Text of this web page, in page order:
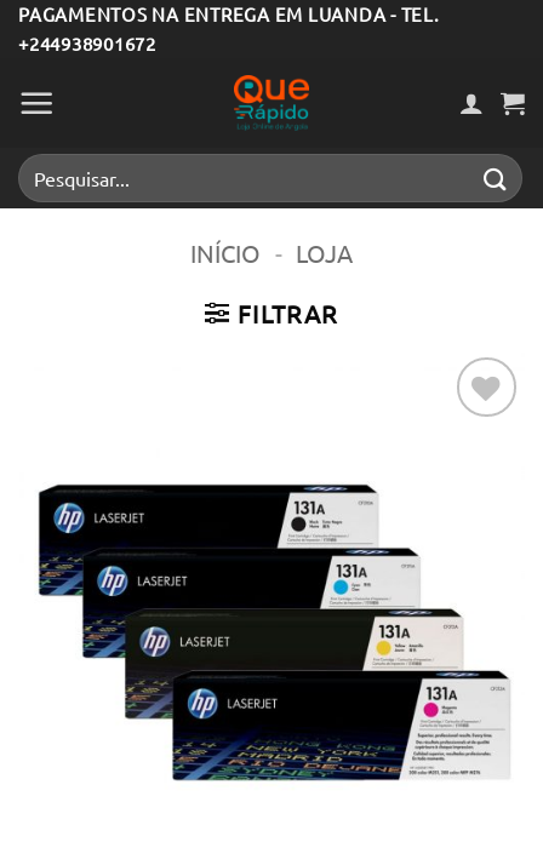
Skip
to
content
PAGAMENTOS NA ENTREGA EM LUANDA - TEL.
+244938901672
Pesquisar
por:
INÍCIO - LOJA
FILTRAR